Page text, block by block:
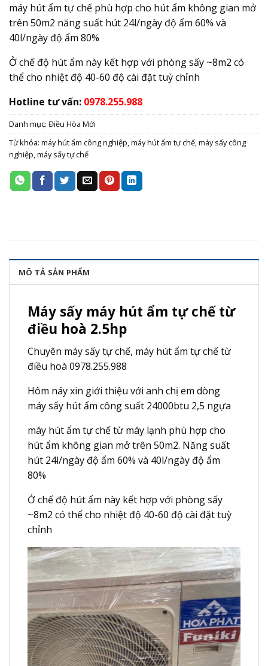
máy hút ẩm tự chế phù hợp cho hút ẩm không gian mở
trên 50m2 năng suất hút 24l/ngày độ ẩm 60% và
40l/ngày độ ẩm 80%
Ở chế độ hút ẩm này kết hợp với phòng sấy ~8m2 có
thể cho nhiệt độ 40-60 độ cài đặt tuỳ chỉnh
Hotline tư vấn: 0978.255.988
Danh mục: Điều Hòa Mới
Từ khóa: máy hút ẩm công nghiệp,máy hút ẩm tự chế,máy sấy công
nghiệp,máy sấy tự chế
MÔ TẢ SẢN PHẨM
Máy sấy máy hút ẩm tự chế từ
điều hoà 2.5hp
Chuyên máy sấy tự chế, máy hút ẩm tự chế từ
điều hoà 0978.255.988
Hôm náy xin giới thiệu với anh chị em dòng
máy sấy hút ẩm công suất 24000btu 2,5 ngựa
máy hút ẩm tự chế từ máy lạnh phù hợp cho
hút ẩm không gian mở trên 50m2. Năng suất
hút 24l/ngày độ ẩm 60% và 40l/ngày độ ẩm
80%
Ở chế độ hút ẩm này kết hợp với phòng sấy
~8m2 có thể cho nhiệt độ 40-60 độ cài đặt tuỳ
chỉnh